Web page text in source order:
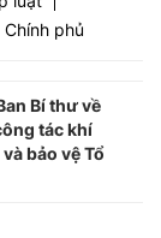
phủ
Bí thư về
tác khí
bảo vệ Tổ